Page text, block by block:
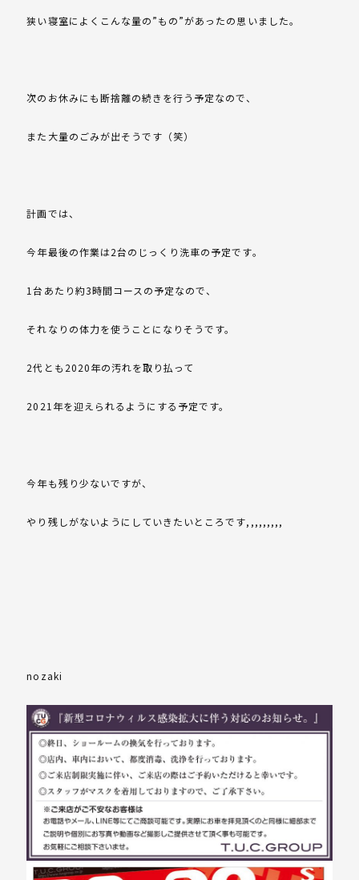
狭い寝室によくこんな量の”もの”があったの思いました。
次のお休みにも断捨離の続きを行う予定なので、
また大量のごみが出そうです（笑）
計画では、
今年最後の作業は2台のじっくり洗車の予定です。
1台あたり約3時間コースの予定なので、
それなりの体力を使うことになりそうです。
2代とも2020年の汚れを取り払って
2021年を迎えられるようにする予定です。
今年も残り少ないですが、
やり残しがないようにしていきたいところです,,,,,,,,,
nozaki